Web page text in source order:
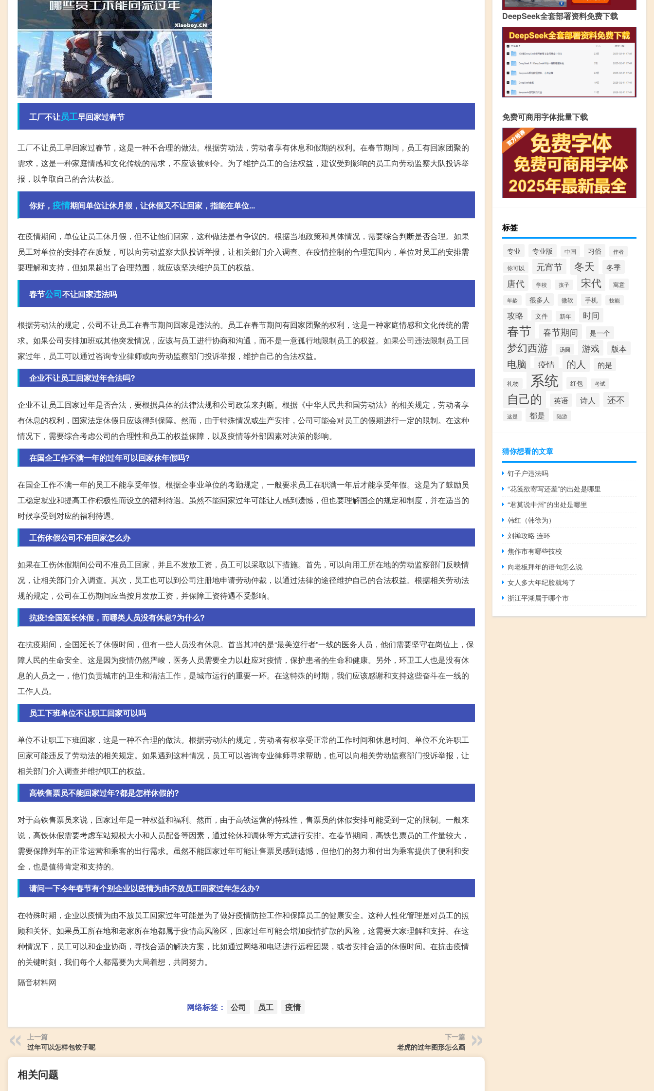
工厂不让员工早回家过春节
工厂不让员工早回家过春节，这是一种不合理的做法。根据劳动法，劳动者享有休息和假期的权利。在春节期间，员工有回家团聚的
需求，这是一种家庭情感和文化传统的需求，不应该被剥夺。为了维护员工的合法权益，建议受到影响的员工向劳动监察大队投诉举
报，以争取自己的合法权益。
你好， 疫情期间单位让休月假，让休假又不让回家，指能在单位...
在疫情期间，单位让员工休月假，但不让他们回家，这种做法是有争议的。根据当地政策和具体情况，需要综合判断是否合理。如果
员工对单位的安排存在质疑，可以向劳动监察大队投诉举报，让相关部门介入调查。在疫情控制的合理范围内，单位对员工的安排需
要理解和支持，但如果超出了合理范围，就应该坚决维护员工的权益。
春节公司不让回家违法吗
根据劳动法的规定，公司不让员工在春节期间回家是违法的。员工在春节期间有回家团聚的权利，这是一种家庭情感和文化传统的需
求。如果公司安排加班或其他突发情况，应该与员工进行协商和沟通，而不是一意孤行地限制员工的权益。如果公司违法限制员工回
家过年，员工可以通过咨询专业律师或向劳动监察部门投诉举报，维护自己的合法权益。
企业不让员工回家过年合法吗?
企业不让员工回家过年是否合法，要根据具体的法律法规和公司政策来判断。根据《中华人民共和国劳动法》的相关规定，劳动者享
有休息的权利，国家法定休假日应该得到保障。然而，由于特殊情况或生产安排，公司可能会对员工的假期进行一定的限制。在这种
情况下，需要综合考虑公司的合理性和员工的权益保障，以及疫情等外部因素对决策的影响。
在国企工作不满一年的过年可以回家休年假吗?
在国企工作不满一年的员工不能享受年假。根据企事业单位的考勤规定，一般要求员工在职满一年后才能享受年假。这是为了鼓励员
工稳定就业和提高工作积极性而设立的福利待遇。虽然不能回家过年可能让人感到遗憾，但也要理解国企的规定和制度，并在适当的
时候享受到对应的福利待遇。
工伤休假公司不准回家怎么办
如果在工伤休假期间公司不准员工回家，并且不发放工资，员工可以采取以下措施。首先，可以向用工所在地的劳动监察部门反映情
况，让相关部门介入调查。其次，员工也可以到公司注册地申请劳动仲裁，以通过法律的途径维护自己的合法权益。根据相关劳动法
规的规定，公司在工伤期间应当按月发放工资，并保障工资待遇不受影响。
抗疫!全国延长休假，而哪类人员没有休息?为什么?
在抗疫期间，全国延长了休假时间，但有一些人员没有休息。首当其冲的是“最美逆行者”一线的医务人员，他们需要坚守在岗位上，保
障人民的生命安全。这是因为疫情仍然严峻，医务人员需要全力以赴应对疫情，保护患者的生命和健康。另外，环卫工人也是没有休
息的人员之一，他们负责城市的卫生和清洁工作，是城市运行的重要一环。在这特殊的时期，我们应该感谢和支持这些奋斗在一线的
工作人员。
员工下班单位不让职工回家可以吗
单位不让职工下班回家，这是一种不合理的做法。根据劳动法的规定，劳动者有权享受正常的工作时间和休息时间。单位不允许职工
回家可能违反了劳动法的相关规定。如果遇到这种情况，员工可以咨询专业律师寻求帮助，也可以向相关劳动监察部门投诉举报，让
相关部门介入调查并维护职工的权益。
高铁售票员不能回家过年?都是怎样休假的?
对于高铁售票员来说，回家过年是一种权益和福利。然而，由于高铁运营的特殊性，售票员的休假安排可能受到一定的限制。一般来
说，高铁休假需要考虑车站规模大小和人员配备等因素，通过轮休和调休等方式进行安排。在春节期间，高铁售票员的工作量较大，
需要保障列车的正常运营和乘客的出行需求。虽然不能回家过年可能让售票员感到遗憾，但他们的努力和付出为乘客提供了便利和安
全，也是值得肯定和支持的。
请问一下今年春节有个别企业以疫情为由不放员工回家过年怎么办?
在特殊时期，企业以疫情为由不放员工回家过年可能是为了做好疫情防控工作和保障员工的健康安全。这种人性化管理是对员工的照
顾和关怀。如果员工所在地和老家所在地都属于疫情高风险区，回家过年可能会增加疫情扩散的风险，这需要大家理解和支持。在这
种情况下，员工可以和企业协商，寻找合适的解决方案，比如通过网络和电话进行远程团聚，或者安排合适的休假时间。在抗击疫情
的关键时刻，我们每个人都需要为大局着想，共同努力。
隔音材料网
网络标签： 公司 员工 疫情
上一篇
过年可以怎样包饺子呢
下一篇
老虎的过年图形怎么画
相关问题
DeepSeek全套部署资料免费下载
免费可商用字体批量下载
标签
专业 专业版 中国 习俗 作者
你可以 元宵节 冬天 冬季
唐代 学校 孩子 宋代 寓意
年龄 很多人 微软 手机 技能
攻略 文件 新年 时间
春节 春节期间 是一个
梦幻西游 汤圆 游戏 版本
电脑 疫情 的人 的是
礼物 系统 红包 考试
自己的 英语 诗人 还不
这是 都是 陆游
猜你想看的文章
钉子户违法吗
“花笺欲寄写还羞”的出处是哪里
“君莫说中州”的出处是哪里
韩红（韩徐为）
刘禅攻略 连环
焦作市有哪些技校
向老板拜年的语句怎么说
女人多大年纪脸就垮了
浙江平湖属于哪个市